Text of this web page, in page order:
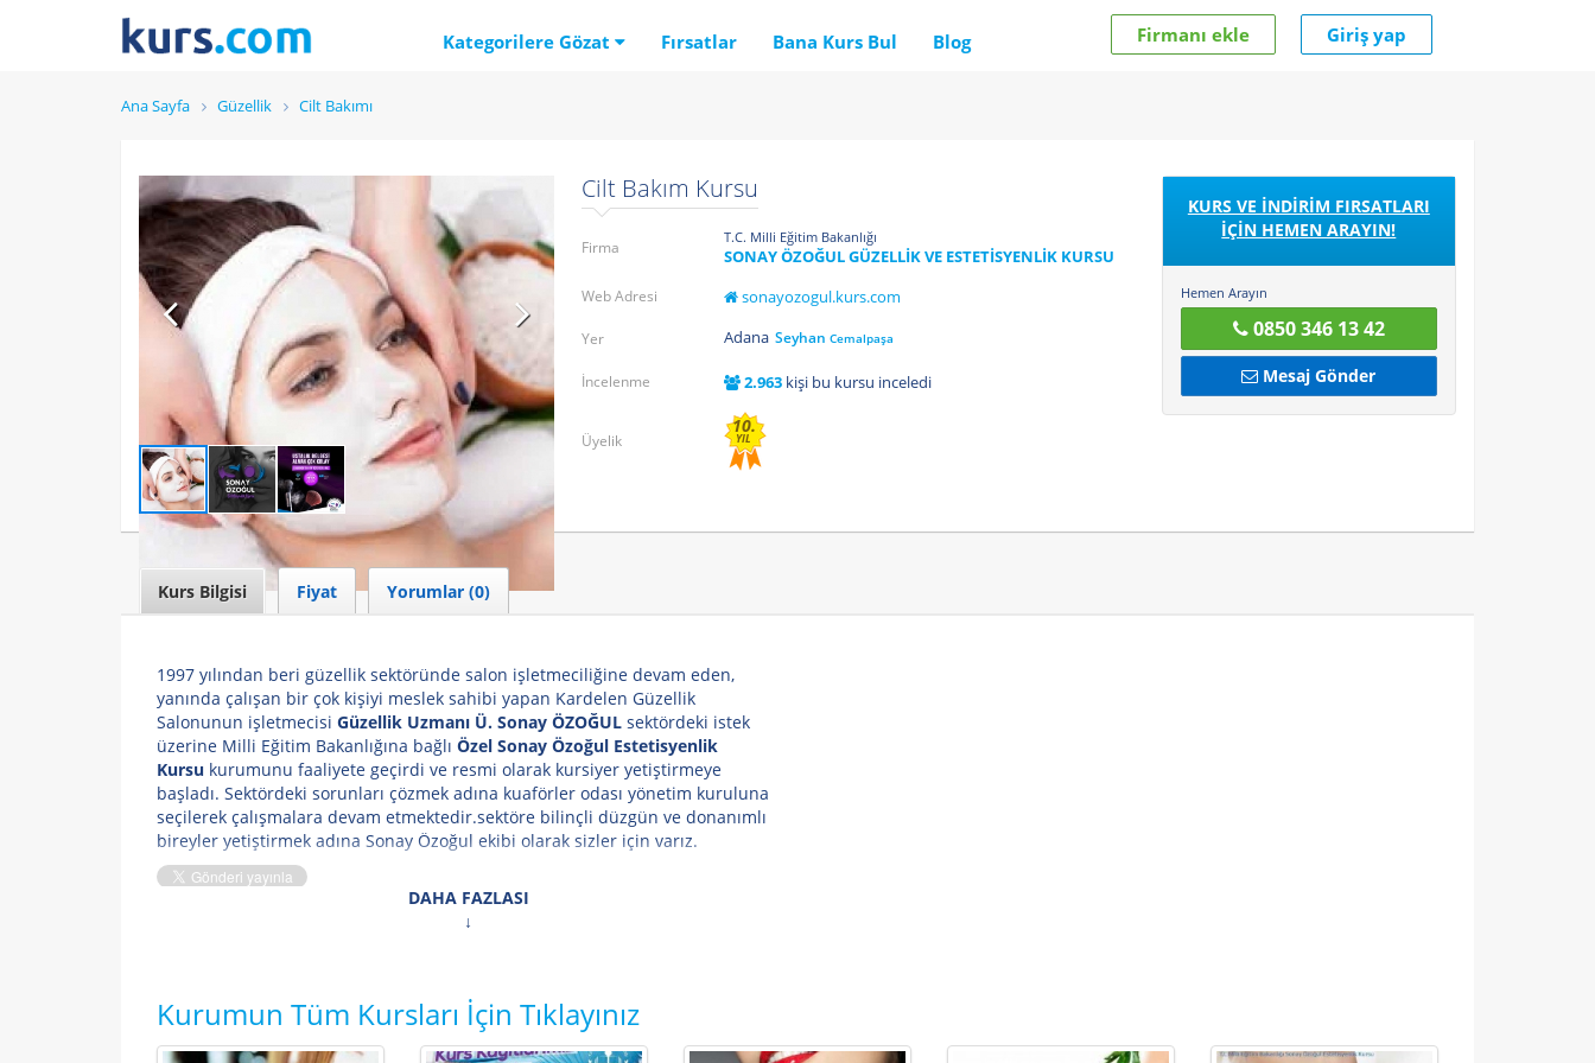
Kategorilere Gözat Fırsatlar Bana Kurs Bul Blog Giriş yap
Firmanı ekle
Ana Sayfa Güzellik Cilt Bakımı
Cilt Bakım Kursu
Firma
T.C. Milli Eğitim Bakanlığı
SONAY ÖZOĞUL GÜZELLİK VE ESTETİSYENLİK KURSU
Web Adresi sonayozogul.kurs.com
Yer Adana Seyhan Cemalpaşa
İncelenme 2.963 kişi bu kursu inceledi
Üyelik
10.
YIL
KURS VE İNDİRİM FIRSATLARI
İÇİN HEMEN ARAYIN!
Hemen Arayın
0850 346 13 42
Mesaj Gönder
Kurs Bilgisi Fiyat Yorumlar (0)
1997 yılından beri güzellik sektöründe salon işletmeciliğine devam eden,
yanında çalışan bir çok kişiyi meslek sahibi yapan Kardelen Güzellik
Salonunun işletmecisi Güzellik Uzmanı Ü. Sonay ÖZOĞUL sektördeki istek
üzerine Milli Eğitim Bakanlığına bağlı Özel Sonay Özoğul Estetisyenlik
Kursu kurumunu faaliyete geçirdi ve resmi olarak kursiyer yetiştirmeye
başladı. Sektördeki sorunları çözmek adına kuaförler odası yönetim kuruluna
seçilerek çalışmalara devam etmektedir.sektöre bilinçli düzgün ve donanımlı
bireyler yetiştirmek adına Sonay Özoğul ekibi olarak sizler için varız.
DAHA FAZLASI
Kurumun Tüm Kursları İçin Tıklayınız